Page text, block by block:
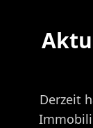
Derzeit